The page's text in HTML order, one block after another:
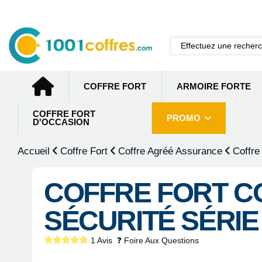
COFFRE FORT ARMOIRE FORTE
COFFRE FORT
D'OCCASION
PROMO
Accueil Coffre Fort Coffre Agréé Assurance Coffre
COFFRE FORT
SÉCURITÉ
1 Avis ❓ Foire Aux Questions